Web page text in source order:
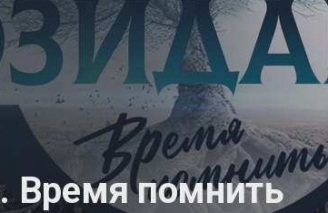
Время помнить